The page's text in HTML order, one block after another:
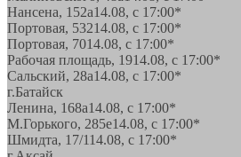
Нансена, 152а14.08, с 17:00*
Портовая, 53214.08, с 17:00*
Портовая, 7014.08, с 17:00*
Рабочая площадь, 1914.08, с 17:00*
Сальский, 28a14.08, с 17:00*
г.Батайск
Ленина, 168а14.08, с 17:00*
М.Горького, 285е14.08, с 17:00*
Шмидта, 17/114.08, с 17:00*